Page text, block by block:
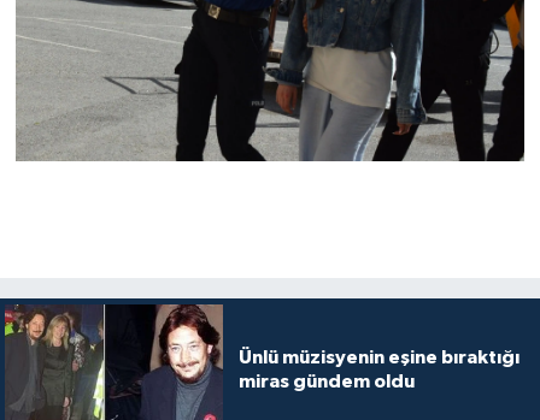
Ünlü müzisyenin eşine bıraktığı
miras gündem oldu